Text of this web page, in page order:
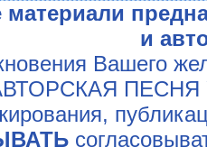
и
Вашего
ПЕСНЯ